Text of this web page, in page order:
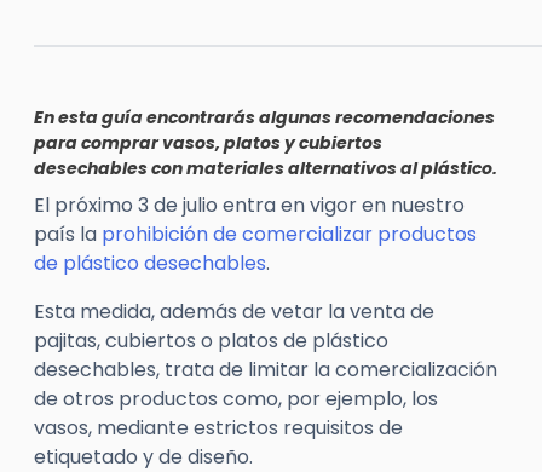
En esta guía encontrarás algunas recomendaciones
para comprar vasos, platos y cubiertos
desechables con materiales alternativos al plástico.
El próximo 3 de julio entra en vigor en nuestro
país la prohibición de comercializar productos
de plástico desechables.
Esta medida, además de vetar la venta de
pajitas, cubiertos o platos de plástico
desechables, trata de limitar la comercialización
de otros productos como, por ejemplo, los
vasos, mediante estrictos requisitos de
etiquetado y de diseño.